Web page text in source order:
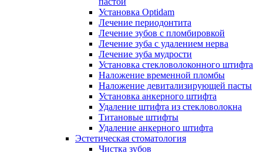
Установка Optidam
Лечение периодонтита
Лечение зубов с пломбировкой
Лечение зуба с удалением нерва
Лечение зуба мудрости
Установка стекловолоконного штифта
Наложение временной пломбы
Наложение девитализирующей пасты
Установка анкерного штифта
Удаление штифта из стекловолокна
Титановые штифты
Удаление анкерного штифта
Эстетическая стоматология
Чистка зубов